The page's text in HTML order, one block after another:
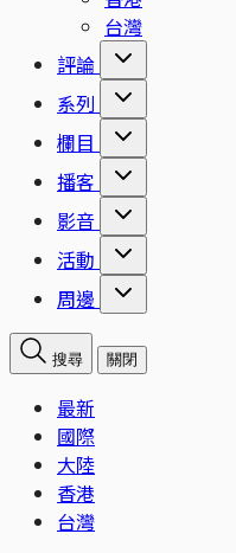
台灣
評論
系列
欄目
播客
影音
活動
周邊
搜尋 關閉
最新
國際
大陸
香港
台灣